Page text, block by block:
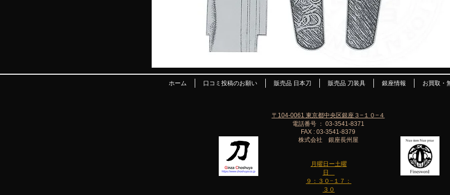
ホーム 口コミ投稿のお願い 販売品 日本刀 販売品 刀装具 銀座情報 お買取・
月曜日ー土曜
日
９：３０−１７：
３０
〒104-0061 東京都中央区銀座３−１０−４
電話番号 ： 03-3541-8371
FAX : 03-3541-8379
株式会社 銀座長州屋